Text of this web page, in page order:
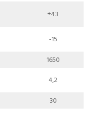
+43
-15
1650
4,2
30